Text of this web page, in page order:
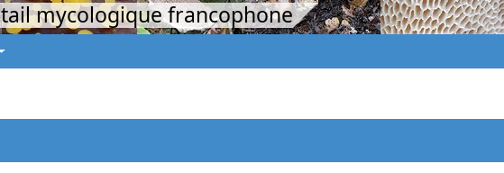
mycologique francophone